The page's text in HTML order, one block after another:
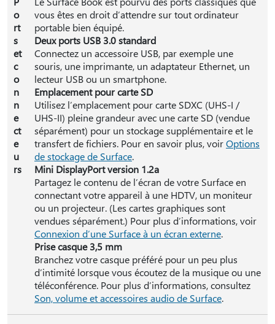
o
rt
s
et
c
o
n
n
e
ct
e
u
rs
vous êtes en droit d’attendre sur tout ordinateur
portable bien équipé.
Deux ports USB 3.0 standard
Connectez un accessoire USB, par exemple une
souris, une imprimante, un adaptateur Ethernet, un
lecteur USB ou un smartphone.
Emplacement pour carte SD
Utilisez l’emplacement pour carte SDXC (UHS-I /
UHS-II) pleine grandeur avec une carte SD (vendue
séparément) pour un stockage supplémentaire et le
transfert de fichiers. Pour en savoir plus, voirOptions
de stockage de Surface.
Mini DisplayPort version 1.2a
Partagez le contenu de l’écran de votre Surface en
connectant votre appareil à une HDTV, un moniteur
ou un projecteur. (Les cartes graphiques sont
vendues séparément.) Pour plus d’informations, voir
Connexion d’une Surface à un écran externe.
Prise casque 3,5 mm
Branchez votre casque préféré pour un peu plus
d’intimité lorsque vous écoutez de la musique ou une
téléconférence. Pour plus d’informations, consultez
Son, volume et accessoires audio de Surface.